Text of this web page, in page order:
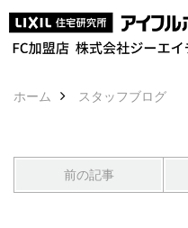
ホーム スタッフブログ
前の記事